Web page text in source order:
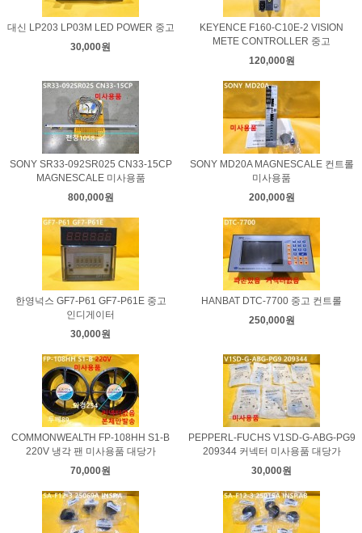
대신 LP203 LP03M LED POWER 중고
30,000원
KEYENCE F160-C10E-2 VISION
METE CONTROLLER 중고
120,000원
SONY SR33-092SR025 CN33-15CP
MAGNESCALE 미사용품
800,000원
SONY MD20A MAGNESCALE 컨트롤
미사용품
200,000원
한영넉스 GF7-P61 GF7-P61E 중고
인디게이터
30,000원
HANBAT DTC-7700 중고 컨트롤
250,000원
COMMONWEALTH FP-108HH S1-B
220V 냉각 팬 미사용품 대당가
70,000원
PEPPERL-FUCHS V1SD-G-ABG-PG9
209344 커넥터 미사용품 대당가
30,000원